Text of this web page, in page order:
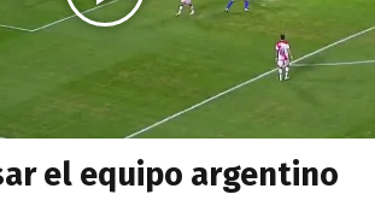
el equipo argentino